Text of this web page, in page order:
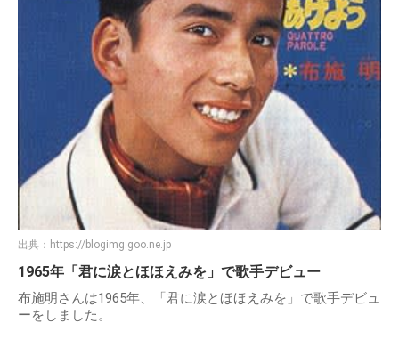
出典： https://blogimg.goo.ne.jp
1965年「君に涙とほほえみを」で歌手デビュー
布施明さんは1965年、「君に涙とほほえみを」で歌手デビュ
ーをしました。